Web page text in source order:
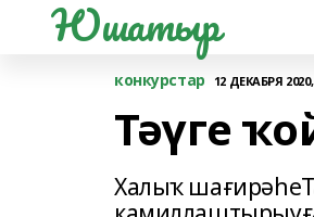
Юшатыр
конкурстар 12 ДЕКАБРЯ 2020,
Тәүге
Халыҡ